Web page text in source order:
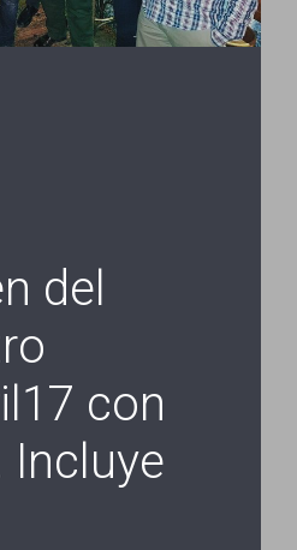
del
con
Incluye